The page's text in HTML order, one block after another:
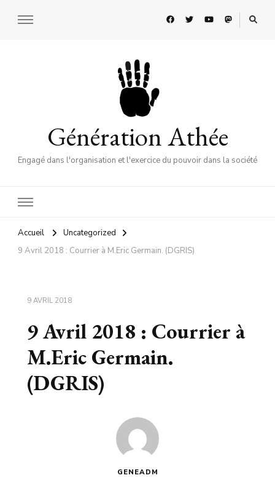
Génération Athée
Engagé dans l'organisation et l'exercice du pouvoir dans la société
Accueil
Uncategorized
9 Avril 2018 : Courrier à M.Eric Germain. (DGRIS)
9 AVRIL 2018
9 Avril 2018 : Courrier à
M.Eric Germain.
(DGRIS)
GENEADM